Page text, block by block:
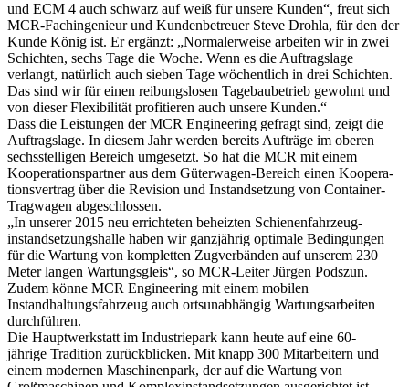
und ECM 4 auch schwarz auf weiß für unsere Kunden“, freut sich
MCR-Fachingenieur und Kundenbetreuer Steve Drohla, für den der
Kunde König ist. Er ergänzt: „Normalerweise arbeiten wir in zwei
Schichten, sechs Tage die Woche. Wenn es die Auftragslage
verlangt, natürlich auch sieben Tage wöchentlich in drei Schichten.
Das sind wir für einen reibungslosen Tagebaubetrieb gewohnt und
von dieser Flexibilität profitieren auch unsere Kunden.“
Dass die Leistungen der MCR Engineering gefragt sind, zeigt die
Auftragslage. In diesem Jahr werden bereits Aufträge im oberen
sechsstelligen Bereich umgesetzt. So hat die MCR mit einem
Kooperationspartner aus dem Güter­wagen-Bereich einen Koopera­
tionsvertrag über die Revision und Instandsetzung von Con­tainer-
Tragwagen abgeschlossen.
„In unserer 2015 neu errichteten beheizten Schienenfahrzeug­
instandsetzungshalle haben wir ganzjährig optimale Bedingungen
für die Wartung von kompletten Zugverbänden auf unserem 230
Meter langen Wartungsgleis“, so MCR-Leiter Jürgen Podszun.
Zudem könne MCR Engineering mit einem mobilen
Instandhaltungsfahrzeug auch ortsunabhängig Wartungsarbeiten
durchführen.
Die Hauptwerkstatt im Industriepark kann heute auf eine 60-
jährige Tradition zurückblicken. Mit knapp 300 Mitarbeitern und
einem modernen Maschinenpark, der auf die Wartung von